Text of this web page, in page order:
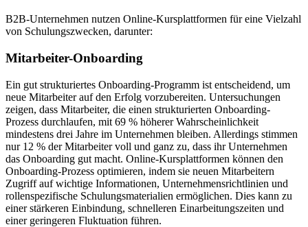
B2B-Unternehmen nutzen Online-Kursplattformen für eine Vielzahl
von Schulungszwecken, darunter:
Mitarbeiter-Onboarding
Ein gut strukturiertes Onboarding-Programm ist entscheidend, um
neue Mitarbeiter auf den Erfolg vorzubereiten. Untersuchungen
zeigen, dass Mitarbeiter, die einen strukturierten Onboarding-
Prozess durchlaufen, mit 69 % höherer Wahrscheinlichkeit
mindestens drei Jahre im Unternehmen bleiben. Allerdings stimmen
nur 12 % der Mitarbeiter voll und ganz zu, dass ihr Unternehmen
das Onboarding gut macht. Online-Kursplattformen können den
Onboarding-Prozess optimieren, indem sie neuen Mitarbeitern
Zugriff auf wichtige Informationen, Unternehmensrichtlinien und
rollenspezifische Schulungsmaterialien ermöglichen. Dies kann zu
einer stärkeren Einbindung, schnelleren Einarbeitungszeiten und
einer geringeren Fluktuation führen.